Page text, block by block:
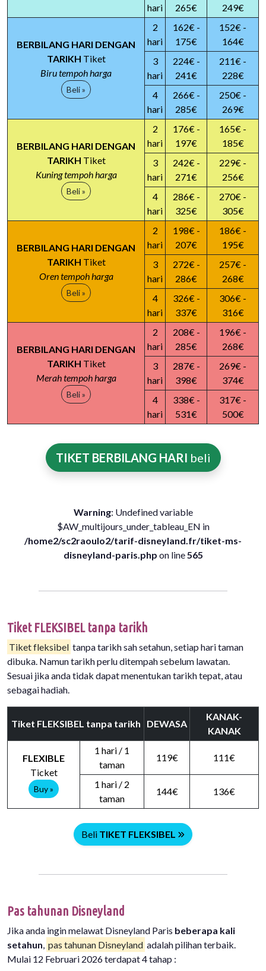
hari
265€
249€
BERBILANG HARI DENGAN
TARIKH Tiket
Biru tempoh harga
Beli »
2
hari
162€ -
175€
152€ -
164€
3
hari
224€ -
241€
211€ -
228€
4
hari
266€ -
285€
250€ -
269€
BERBILANG HARI DENGAN
TARIKH Tiket
Kuning tempoh harga
Beli »
2
hari
176€ -
197€
165€ -
185€
3
hari
242€ -
271€
229€ -
256€
4
hari
286€ -
325€
270€ -
305€
BERBILANG HARI DENGAN
TARIKH Tiket
Oren tempoh harga
Beli »
2
hari
198€ -
207€
186€ -
195€
3
hari
272€ -
286€
257€ -
268€
4
hari
326€ -
337€
306€ -
316€
BERBILANG HARI DENGAN
TARIKH Tiket
Merah tempoh harga
Beli »
2
hari
208€ -
285€
196€ -
268€
3
hari
287€ -
398€
269€ -
374€
4
hari
338€ -
531€
317€ -
500€
TIKET BERBILANG HARI beli
Warning: Undefined variable
$AW_multijours_under_tableau_EN in
/home2/sc2raoulo2/tarif-disneyland.fr/tiket-ms-
disneyland-paris.php on line565
Tiket FLEKSIBEL tanpa tarikh
Tiket fleksibel tanpa tarikh sah setahun, setiap hari taman
dibuka. Namun tarikh perlu ditempah sebelum lawatan.
Sesuai jika anda tidak dapat menentukan tarikh tepat, atau
sebagai hadiah.
Tiket FLEKSIBEL tanpa tarikh DEWASA
KANAK-
KANAK
FLEXIBLE
Ticket
Buy »
1 hari / 1
taman
119€ 111€
1 hari / 2
taman
144€ 136€
Beli TIKET FLEKSIBEL
Pas tahunan Disneyland
Jika anda ingin melawat Disneyland Paris beberapa kali
setahun, pas tahunan Disneyland adalah pilihan terbaik.
Mulai 12 Februari 2026 terdapat 4 tahap :